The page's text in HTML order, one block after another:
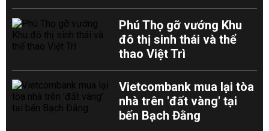
Phú Thọ gỡ vướng Khu
đô thị sinh thái và thể
thao Việt Trì
Vietcombank mua lại tòa
nhà trên 'đất vàng' tại
bến Bạch Đằng